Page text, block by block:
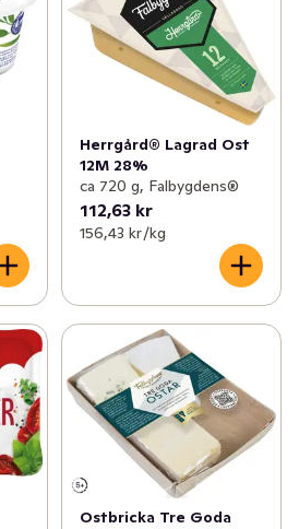
Herrgård® Lagrad Ost
12M 28%
ca 720 g, Falbygdens®
112,63 kr
156,43 kr /kg
Ostbricka Tre Goda